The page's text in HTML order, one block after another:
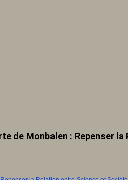
de Monbalen : Repenser